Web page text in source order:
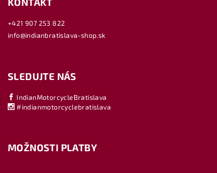
+421 907 253 822
info@indianbratislava-shop.sk
SLEDUJTE NÁS
IndianMotorcycleBratislava
#indianmotorcyclebratislava
MOŽNOSTI PLATBY